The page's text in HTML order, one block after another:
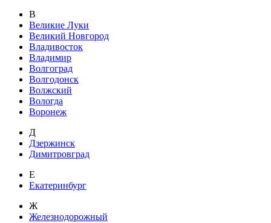
В
Великие Луки
Великий Новгород
Владивосток
Владимир
Волгоград
Волгодонск
Волжский
Вологда
Воронеж
Д
Дзержинск
Димитровград
Е
Екатеринбург
Ж
Железнодорожный